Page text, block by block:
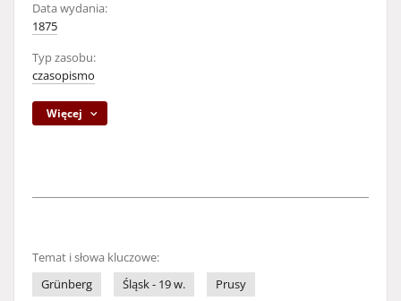
Data wydania:
1875
Typ zasobu:
czasopismo
Więcej
Temat i słowa kluczowe:
Grünberg
Śląsk - 19 w.
Prusy